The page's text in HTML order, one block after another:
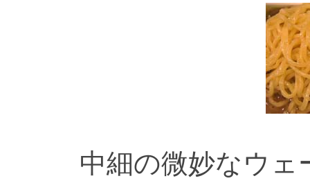
中細の微妙なウェ